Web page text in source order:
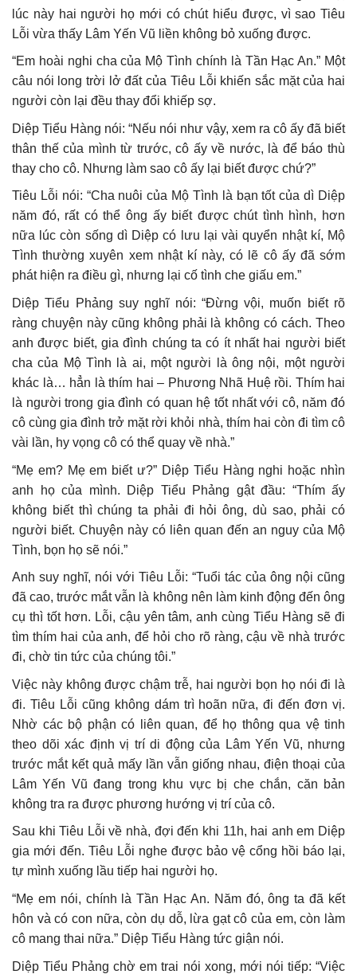
lúc này hai người họ mới có chút hiểu được, vì sao Tiêu
Lỗi vừa thấy Lâm Yến Vũ liền không bỏ xuống được.
“Em hoài nghi cha của Mộ Tình chính là Tần Hạc An.” Một
câu nói long trời lở đất của Tiêu Lỗi khiến sắc mặt của hai
người còn lại đều thay đổi khiếp sợ.
Diệp Tiểu Hàng nói: “Nếu nói như vậy, xem ra cô ấy đã biết
thân thế của mình từ trước, cô ấy về nước, là để báo thù
thay cho cô. Nhưng làm sao cô ấy lại biết được chứ?”
Tiêu Lỗi nói: “Cha nuôi của Mộ Tình là bạn tốt của dì Diệp
năm đó, rất có thể ông ấy biết được chút tình hình, hơn
nữa lúc còn sống dì Diệp có lưu lại vài quyển nhật kí, Mộ
Tình thường xuyên xem nhật kí này, có lẽ cô ấy đã sớm
phát hiện ra điều gì, nhưng lại cố tình che giấu em.”
Diệp Tiểu Phảng suy nghĩ nói: “Đừng vội, muốn biết rõ
ràng chuyện này cũng không phải là không có cách. Theo
anh được biết, gia đình chúng ta có ít nhất hai người biết
cha của Mộ Tình là ai, một người là ông nội, một người
khác là… hẳn là thím hai – Phương Nhã Huệ rồi. Thím hai
là người trong gia đình có quan hệ tốt nhất với cô, năm đó
cô cùng gia đình trở mặt rời khỏi nhà, thím hai còn đi tìm cô
vài lần, hy vọng cô có thể quay về nhà.”
“Mẹ em? Mẹ em biết ư?” Diệp Tiểu Hàng nghi hoặc nhìn
anh họ của mình. Diệp Tiểu Phảng gật đầu: “Thím ấy
không biết thì chúng ta phải đi hỏi ông, dù sao, phải có
người biết. Chuyện này có liên quan đến an nguy của Mộ
Tình, bọn họ sẽ nói.”
Anh suy nghĩ, nói với Tiêu Lỗi: “Tuổi tác của ông nội cũng
đã cao, trước mắt vẫn là không nên làm kinh động đến ông
cụ thì tốt hơn. Lỗi, cậu yên tâm, anh cùng Tiểu Hàng sẽ đi
tìm thím hai của anh, để hỏi cho rõ ràng, cậu về nhà trước
đi, chờ tin tức của chúng tôi.”
Việc này không được chậm trễ, hai người bọn họ nói đi là
đi. Tiêu Lỗi cũng không dám trì hoãn nữa, đi đến đơn vị.
Nhờ các bộ phận có liên quan, để họ thông qua vệ tinh
theo dõi xác định vị trí di động của Lâm Yến Vũ, nhưng
trước mắt kết quả mấy lần vẫn giống nhau, điện thoại của
Lâm Yến Vũ đang trong khu vực bị che chắn, căn bản
không tra ra được phương hướng vị trí của cô.
Sau khi Tiêu Lỗi về nhà, đợi đến khi 11h, hai anh em Diệp
gia mới đến. Tiêu Lỗi nghe được bảo vệ cổng hồi báo lại,
tự mình xuống lầu tiếp hai người họ.
“Mẹ em nói, chính là Tần Hạc An. Năm đó, ông ta đã kết
hôn và có con nữa, còn dụ dỗ, lừa gạt cô của em, còn làm
cô mang thai nữa.” Diệp Tiểu Hàng tức giận nói.
Diệp Tiểu Phảng chờ em trai nói xong, mới nói tiếp: “Việc